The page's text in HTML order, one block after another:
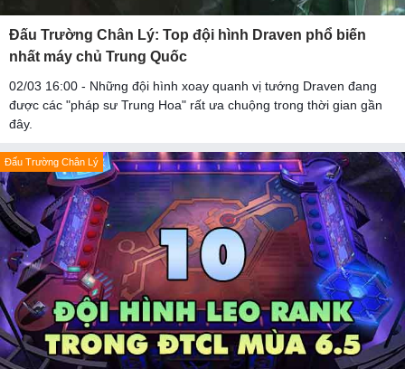
Đấu Trường Chân Lý: Top đội hình Draven phổ biến
nhất máy chủ Trung Quốc
02/03 16:00 - Những đội hình xoay quanh vị tướng Draven đang
được các "pháp sư Trung Hoa" rất ưa chuộng trong thời gian gần
đây.
Đấu Trường Chân Lý